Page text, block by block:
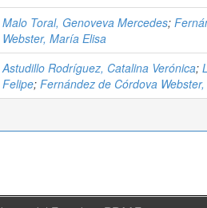
Malo Toral, Genoveva Mercedes;
Webster, María Elisa
Astudillo Rodríguez, Catalina Verónica;
Felipe; Fernández de Córdova